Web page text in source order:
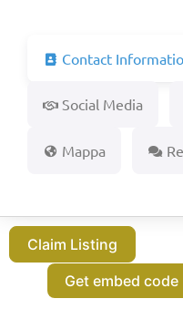
Contact
Social Media
Mappa
Claim Listing
Get embed code